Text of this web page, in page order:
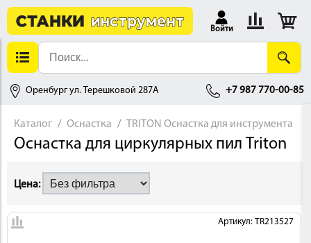
Войти
Оренбург ул. Терешковой 287А +7 987 770-00-85
Каталог Оснастка TRITON Оснастка для инструмента
Оснастка для циркулярных пил Triton
Цена:
Артикул: TR213527